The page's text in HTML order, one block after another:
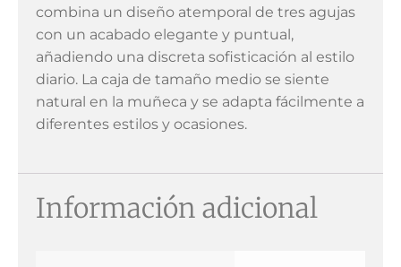
combina un diseño atemporal de tres agujas
con un acabado elegante y puntual,
añadiendo una discreta sofisticación al estilo
diario. La caja de tamaño medio se siente
natural en la muñeca y se adapta fácilmente a
diferentes estilos y ocasiones.
Información adicional